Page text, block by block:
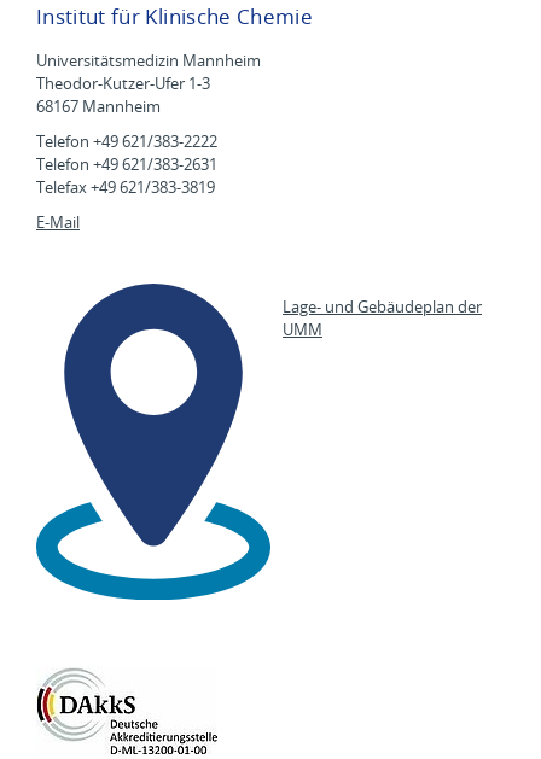
Institut für Klinische Chemie
Universitätsmedizin Mannheim
Theodor-Kutzer-Ufer 1-3
68167 Mannheim
Telefon +49 621/383-2222
Telefon +49 621/383-2631
Telefax +49 621/383-3819
E-Mail
Lage- und Gebäudeplan der
UMM